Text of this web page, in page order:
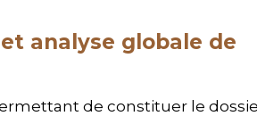
analyse globale de
de constituer le